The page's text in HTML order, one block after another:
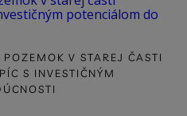
V STAREJ ČASTI
S INVESTIČNÝM